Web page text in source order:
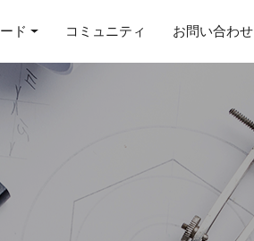
ド コミュニティ お問い合わせ